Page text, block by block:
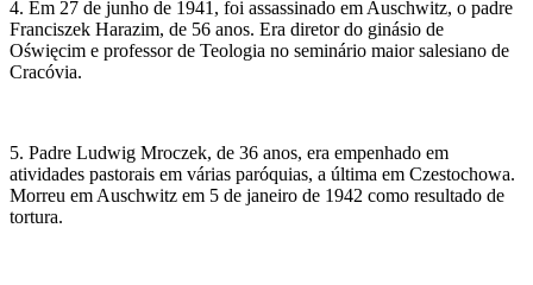
4. Em 27 de junho de 1941, foi assassinado em Auschwitz, o padre
Franciszek Harazim, de 56 anos. Era diretor do ginásio de
Oświęcim e professor de Teologia no seminário maior salesiano de
Cracóvia.
5. Padre Ludwig Mroczek, de 36 anos, era empenhado em
atividades pastorais em várias paróquias, a última em Czestochowa.
Morreu em Auschwitz em 5 de janeiro de 1942 como resultado de
tortura.